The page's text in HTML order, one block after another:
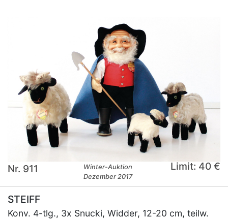
Nr. 911
Winter-Auktion
Dezember 2017
Limit: 40 €
STEIFF
Konv. 4-tlg., 3x Snucki, Widder, 12-20 cm, teilw.